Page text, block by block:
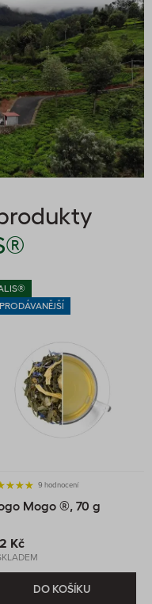
9 hodnocení
Mogo ®, 70 g
Kč
DO KOŠÍKU